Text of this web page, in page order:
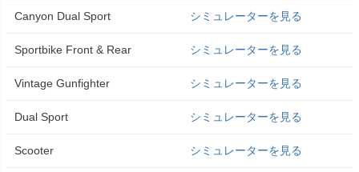
Canyon Dual Sport シミュレーターを見る
Sportbike Front & Rear シミュレーターを見る
Vintage Gunfighter シミュレーターを見る
Dual Sport シミュレーターを見る
Scooter シミュレーターを見る